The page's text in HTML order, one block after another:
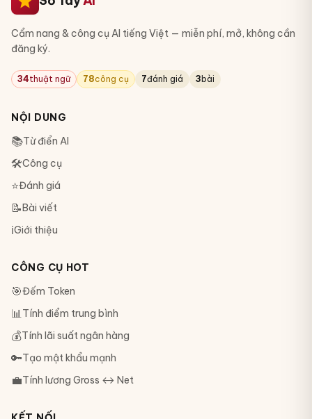
Cẩm nang & công cụ AI tiếng Việt — miễn phí, mở, không cần
đăng ký.
34thuật ngữ 78công cụ 7đánh giá 3 bài
NỘI DUNG
📚Từ điển AI
🛠Công cụ
⭐Đánh giá
📝Bài viết
ℹ️Giới thiệu
CÔNG CỤ HOT
🎯Đếm Token
📊Tính điểm trung bình
💰Tính lãi suất ngân hàng
🔑Tạo mật khẩu mạnh
💼Tính lương Gross ↔ Net